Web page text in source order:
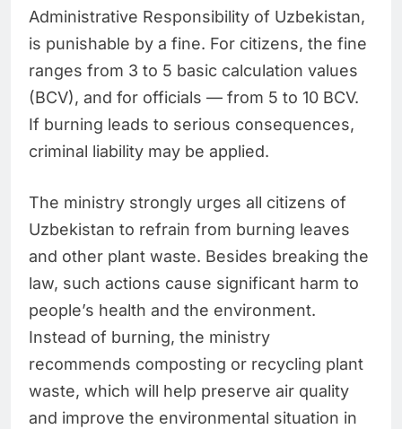
Administrative Responsibility of Uzbekistan,
is punishable by a fine. For citizens, the fine
ranges from 3 to 5 basic calculation values
(BCV), and for officials — from 5 to 10 BCV.
If burning leads to serious consequences,
criminal liability may be applied.
The ministry strongly urges all citizens of
Uzbekistan to refrain from burning leaves
and other plant waste. Besides breaking the
law, such actions cause significant harm to
people’s health and the environment.
Instead of burning, the ministry
recommends composting or recycling plant
waste, which will help preserve air quality
and improve the environmental situation in